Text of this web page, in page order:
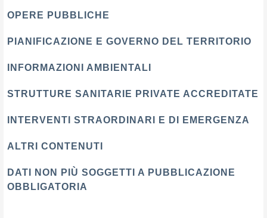
OPERE PUBBLICHE
PIANIFICAZIONE E GOVERNO DEL TERRITORIO
INFORMAZIONI AMBIENTALI
STRUTTURE SANITARIE PRIVATE ACCREDITATE
INTERVENTI STRAORDINARI E DI EMERGENZA
ALTRI CONTENUTI
DATI NON PIÙ SOGGETTI A PUBBLICAZIONE
OBBLIGATORIA